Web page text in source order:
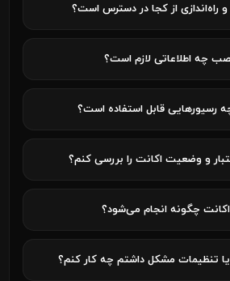
از کجا در دسترس است؟
چه اطلاعاتی لازم است؟
رسیورهایی قابل استفاده است؟
و وضعیت اکانت را بررسی کنم؟
چگونه انجام می‌شود؟
تنظیمات مشکل داشتم چه کار کنم؟